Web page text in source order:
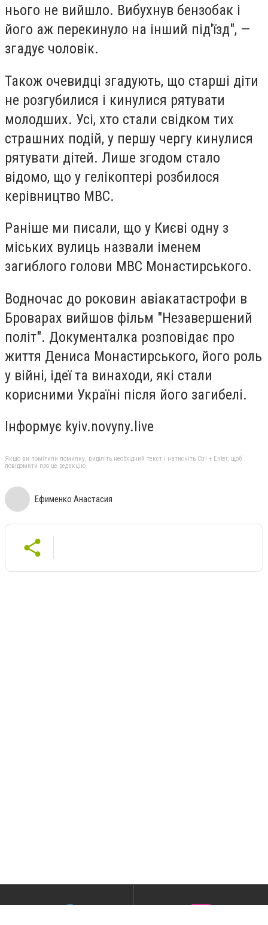
нього не вийшло. Вибухнув бензобак і
його аж перекинуло на інший під'їзд", —
згадує чоловік.
Також очевидці згадують, що старші діти
не розгубилися і кинулися рятувати
молодших. Усі, хто стали свідком тих
страшних подій, у першу чергу кинулися
рятувати дітей. Лише згодом стало
відомо, що у гелікоптері розбилося
керівництво МВС.
Раніше ми писали, що у Києві одну з
міських вулиць назвали іменем
загиблого голови МВС Монастирського.
Водночас до роковин авіакатастрофи в
Броварах вийшов фільм "Незавершений
політ". Документалка розповідає про
життя Дениса Монастирського, його роль
у війні, ідеї та винаходи, які стали
корисними Україні після його загибелі.
Інформує kyiv.novyny.live
Якщо ви помітили помилку, виділіть необхідний текст і натисніть Ctrl + Enter, щоб
повідомити про це редакцію
Ефименко Анастасия